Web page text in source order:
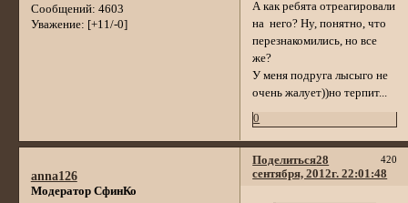
Сообщений: 4603
Уважение: [+11/-0]
А как ребята отреагировали
на него? Ну, понятно, что
перезнакомились, но все
же?
У меня подруга лысыго не
очень жалует))но терпит...
0
Поделиться 420
28
сентября, 2012г. 22:01:48
anna126
Модератор СфинКо